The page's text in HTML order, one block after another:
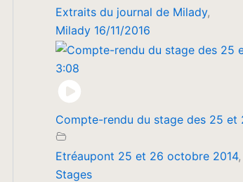
Extraits du journal de Milady,
Milady 16/11/2016
3:08
Compte-rendu du stage des 25
Etréaupont 25 et 26 octobre 2014,
Stages